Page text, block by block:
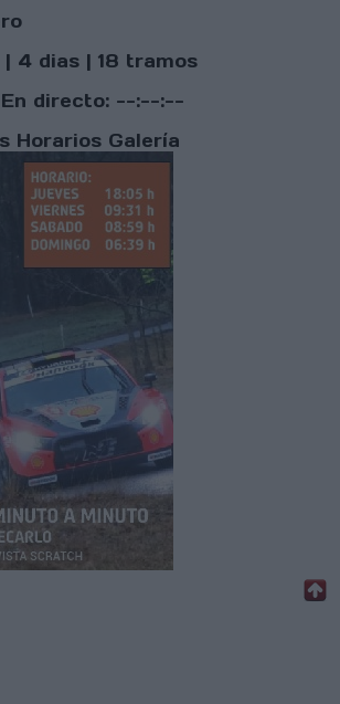
4 dias | 18 tramos
En directo: --:--:--
Horarios Galería